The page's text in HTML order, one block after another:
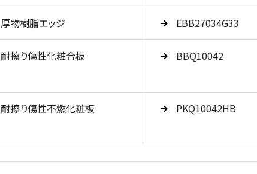
厚物樹脂エッジ EBB27034G33
耐擦り傷性化粧合板 BBQ10042
耐擦り傷性不燃化粧板 PKQ10042HB